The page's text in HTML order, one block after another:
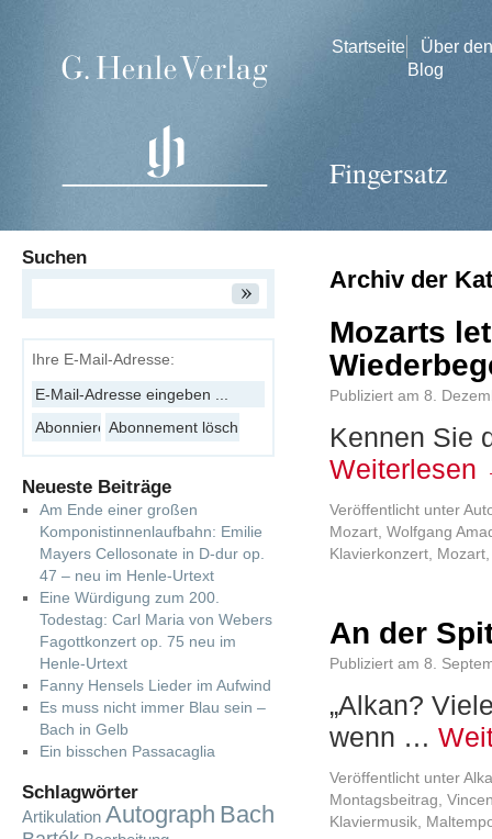
Startseite
Über den
Blog
Fingersatz
Archiv der
Mozarts
Publiziert am 8.
Kennen Sie
Weiterlesen
Veröffentlicht unter
Mozart, Wolfgang
Klavierkonzert Mozart
An der
Publiziert am 8.
„Alkan?
wenn …
Veröffentlicht unter
Montagsbeitrag
Klaviermusik
Suchen
Ihre E-Mail-Adresse:
Neueste Beiträge
Am Ende einer großen
Komponistinnenlaufbahn: Emilie
Mayers Cellosonate in D-dur op.
47 – neu im Henle-Urtext
Eine Würdigung zum 200.
Todestag: Carl Maria von Webers
Fagottkonzert op. 75 neu im
Henle-Urtext
Fanny Hensels Lieder im Aufwind
Es muss nicht immer Blau sein –
Bach in Gelb
Ein bisschen Passacaglia
Schlagwörter
Artikulation Autograph Bach